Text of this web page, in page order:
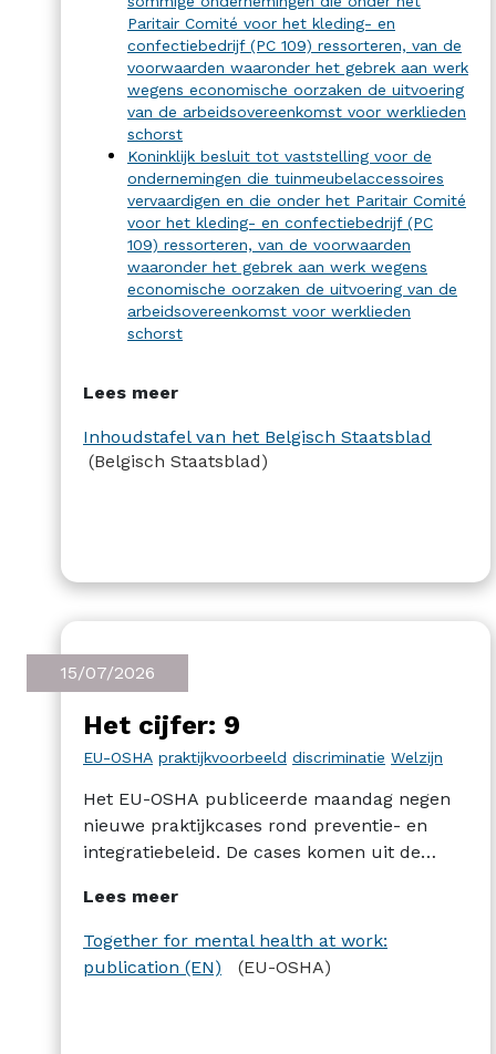
Paritair Comité voor het kleding- en
confectiebedrijf (PC 109) ressorteren, van de
voorwaarden waaronder het gebrek aan werk
wegens economische oorzaken de uitvoering
van de arbeidsovereenkomst voor werklieden
schorst
Koninklijk besluit tot vaststelling voor de
ondernemingen die tuinmeubelaccessoires
vervaardigen en die onder het Paritair Comité
voor het kleding- en confectiebedrijf (PC
109) ressorteren, van de voorwaarden
waaronder het gebrek aan werk wegens
economische oorzaken de uitvoering van de
arbeidsovereenkomst voor werklieden
schorst
Lees meer
Inhoudstafel van het Belgisch Staatsblad
(Belgisch Staatsblad)
15/07/2026
Het cijfer: 9
EU-OSHA praktijkvoorbeeld discriminatie Welzijn
Het EU-OSHA publiceerde maandag negen
nieuwe praktijkcases rond preventie- en
integratiebeleid. De cases komen uit de
en gaan over een brede waaier aan thema's
zoals gendergelijkheid of de preventie van
psychosociale risico's.
Lees meer
Together for mental health at work:
publication (EN)
(EU-OSHA)